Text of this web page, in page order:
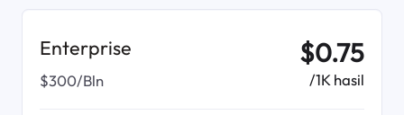
Enterprise
$300/Bln
$0.75
/1K hasil